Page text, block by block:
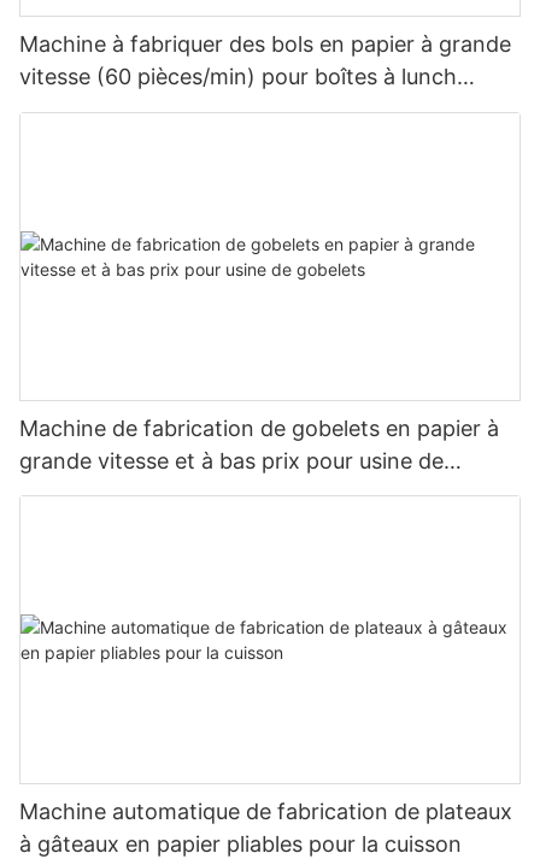
Machine à fabriquer des bols en papier à grande
vitesse (60 pièces/min) pour boîtes à lunch
jetables
Machine de fabrication de gobelets en papier à
grande vitesse et à bas prix pour usine de
gobelets
Machine automatique de fabrication de plateaux
à gâteaux en papier pliables pour la cuisson